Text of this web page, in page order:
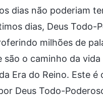
dias não poderiam
dias, Deus Todo-
milhões de
são o caminho da
Era do Reino. Este é
Deus Todo-